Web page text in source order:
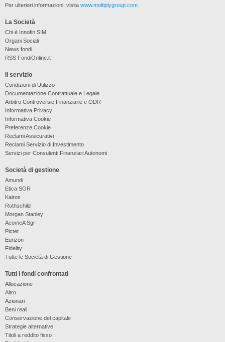
La Società
Chi è Innofin SIM
Organi Sociali
News fondi
RSS FondiOnline.it
Il servizio
Condizioni di Utilizzo
Documentazione Contrattuale e Legale
Arbitro Controversie Finanziarie e ODR
Informativa Privacy
Informativa Cookie
Preferenze Cookie
Reclami Assicurativi
Reclami Servizio di Investimento
Servizi per Consulenti Finanziari Autonomi
Società di gestione
Amundi
Etica SGR
Kairos
Rothschild
Morgan Stanley
AcomeA Sgr
Pictet
Eurizon
Fidelity
Tutte le Società di Gestione
Tutti i fondi confrontati
Allocazione
Altro
Azionari
Beni reali
Conservazione del capitale
Strategie alternative
Titoli a reddito fisso
Per ulteriori informazioni, visita www.moltiplygroup.com